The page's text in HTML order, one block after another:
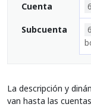
Cuenta
Subcuenta
La descripción y
van hasta las